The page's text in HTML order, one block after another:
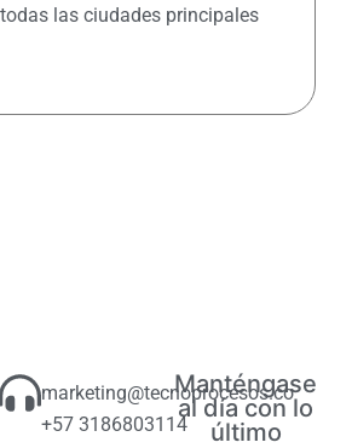
las ciudades principales
marketing@tecnoprocesos.co
+57 3186803114
Manténgase
al día con lo
último